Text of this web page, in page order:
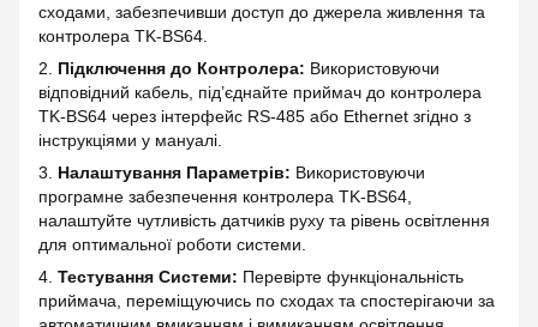
сходами, забезпечивши доступ до джерела живлення та
контролера TK-BS64.
2. Підключення до Контролера: Використовуючи
відповідний кабель, під’єднайте приймач до контролера
TK-BS64 через інтерфейс RS-485 або Ethernet згідно з
інструкціями у мануалі.
3. Налаштування Параметрів: Використовуючи
програмне забезпечення контролера TK-BS64,
налаштуйте чутливість датчиків руху та рівень освітлення
для оптимальної роботи системи.
4. Тестування Системи: Перевірте функціональність
приймача, переміщуючись по сходах та спостерігаючи за